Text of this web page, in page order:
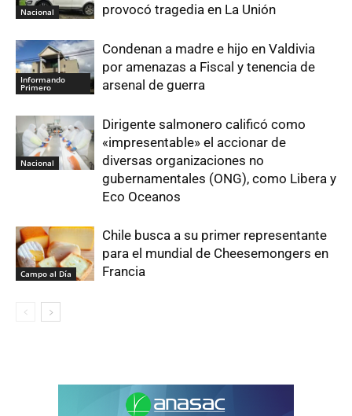
Nacional
provocó tragedia en La Unión
Informando
Primero
Condenan a madre e hijo en Valdivia
por amenazas a Fiscal y tenencia de
arsenal de guerra
Nacional
Dirigente salmonero calificó como
«impresentable» el accionar de
diversas organizaciones no
gubernamentales (ONG), como Libera y
Eco Oceanos
Campo al Día
Chile busca a su primer representante
para el mundial de Cheesemongers en
Francia